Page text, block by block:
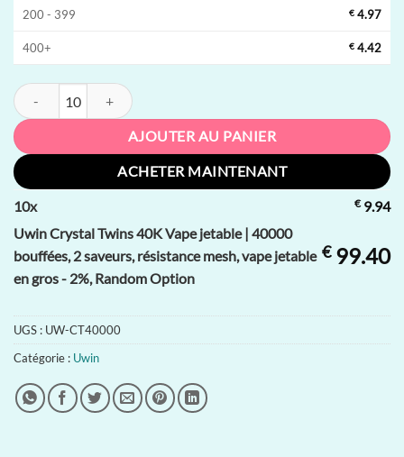
200 - 399 € 4.97
400+ € 4.42
quantité de Uwin Crystal Twins 40K Vape jetable | 40000 bouffées, 2
AJOUTER AU PANIER
ACHETER MAINTENANT
10x €9.94
Uwin Crystal Twins 40K Vape jetable | 40000
bouffées, 2 saveurs, résistance mesh, vape jetable
en gros - 2%, Random Option
€99.40
UGS : UW-CT40000
Catégorie : Uwin